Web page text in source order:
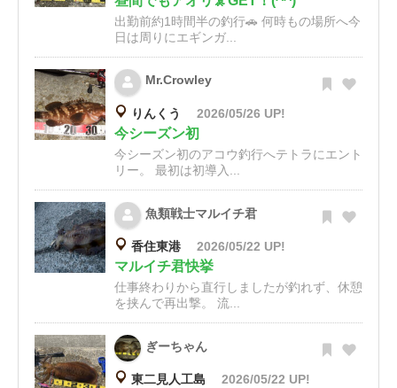
出勤前約1時間半の釣行🚗 何時もの場所へ今
日は周りにエギンガ...
Mr.Crowley
りんくう 2026/05/26 UP!
今シーズン初
今シーズン初のアコウ釣行へテトラにエント
リー。 最初は初導入...
魚類戦士マルイチ君
香住東港 2026/05/22 UP!
マルイチ君快挙
仕事終わりから直行しましたが釣れず、休憩
を挟んで再出撃。 流...
ぎーちゃん
東二見人工島 2026/05/22 UP!